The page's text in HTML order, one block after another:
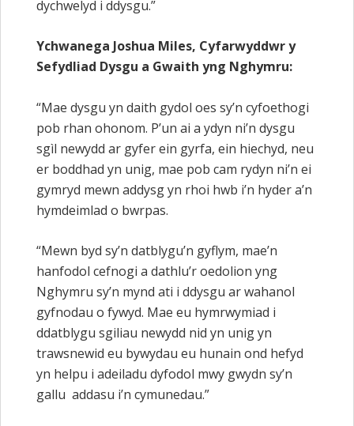
dychwelyd i ddysgu.”
Ychwanega Joshua Miles, Cyfarwyddwr y
Sefydliad Dysgu a Gwaith yng Nghymru:
“Mae dysgu yn daith gydol oes sy’n cyfoethogi
pob rhan ohonom. P’un ai a ydyn ni’n dysgu
sgìl newydd ar gyfer ein gyrfa, ein hiechyd, neu
er boddhad yn unig, mae pob cam rydyn ni’n ei
gymryd mewn addysg yn rhoi hwb i’n hyder a’n
hymdeimlad o bwrpas.
“Mewn byd sy’n datblygu’n gyflym, mae’n
hanfodol cefnogi a dathlu’r oedolion yng
Nghymru sy’n mynd ati i ddysgu ar wahanol
gyfnodau o fywyd. Mae eu hymrwymiad i
ddatblygu sgiliau newydd nid yn unig yn
trawsnewid eu bywydau eu hunain ond hefyd
yn helpu i adeiladu dyfodol mwy gwydn sy’n
gallu addasu i’n cymunedau.”